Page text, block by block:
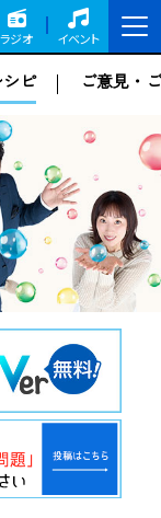
ラジオ イベント
シピ ご意見・